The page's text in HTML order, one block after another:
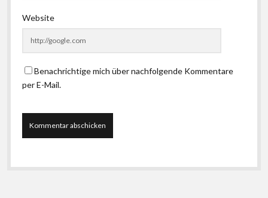
Website
Benachrichtige mich über nachfolgende Kommentare
per E-Mail.